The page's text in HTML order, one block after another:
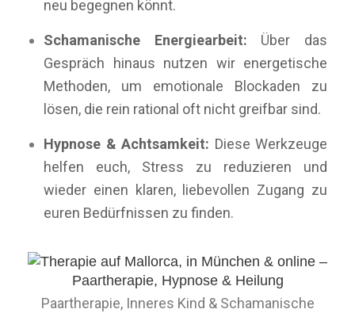
neu begegnen könnt.
Schamanische Energiearbeit: Über das
Gespräch hinaus nutzen wir energetische
Methoden, um emotionale Blockaden zu
lösen, die rein rational oft nicht greifbar sind.
Hypnose & Achtsamkeit: Diese Werkzeuge
helfen euch, Stress zu reduzieren und
wieder einen klaren, liebevollen Zugang zu
euren Bedürfnissen zu finden.
Paartherapie, Inneres Kind & Schamanische